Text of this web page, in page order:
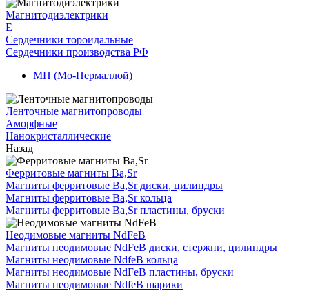
Магнитодиэлектрики
E
Сердечники тороидальные
Сердечники производства РФ
МП (Мо-Пермаллой)
Ленточные магнитопроводы
Аморфные
Нанокристаллические
Назад
Ферритовые магниты Ba,Sr
Магниты ферритовые Ba,Sr диски, цилиндры
Магниты ферритовые Ba,Sr кольца
Магниты ферритовые Ba,Sr пластины, бруски
Неодимовые магниты NdFeB
Магниты неодимовые NdFeB диски, стержни, цилиндры
Магниты неодимовые NdfeB кольца
Магниты неодимовые NdFeB пластины, бруски
Магниты неодимовые NdfeB шарики